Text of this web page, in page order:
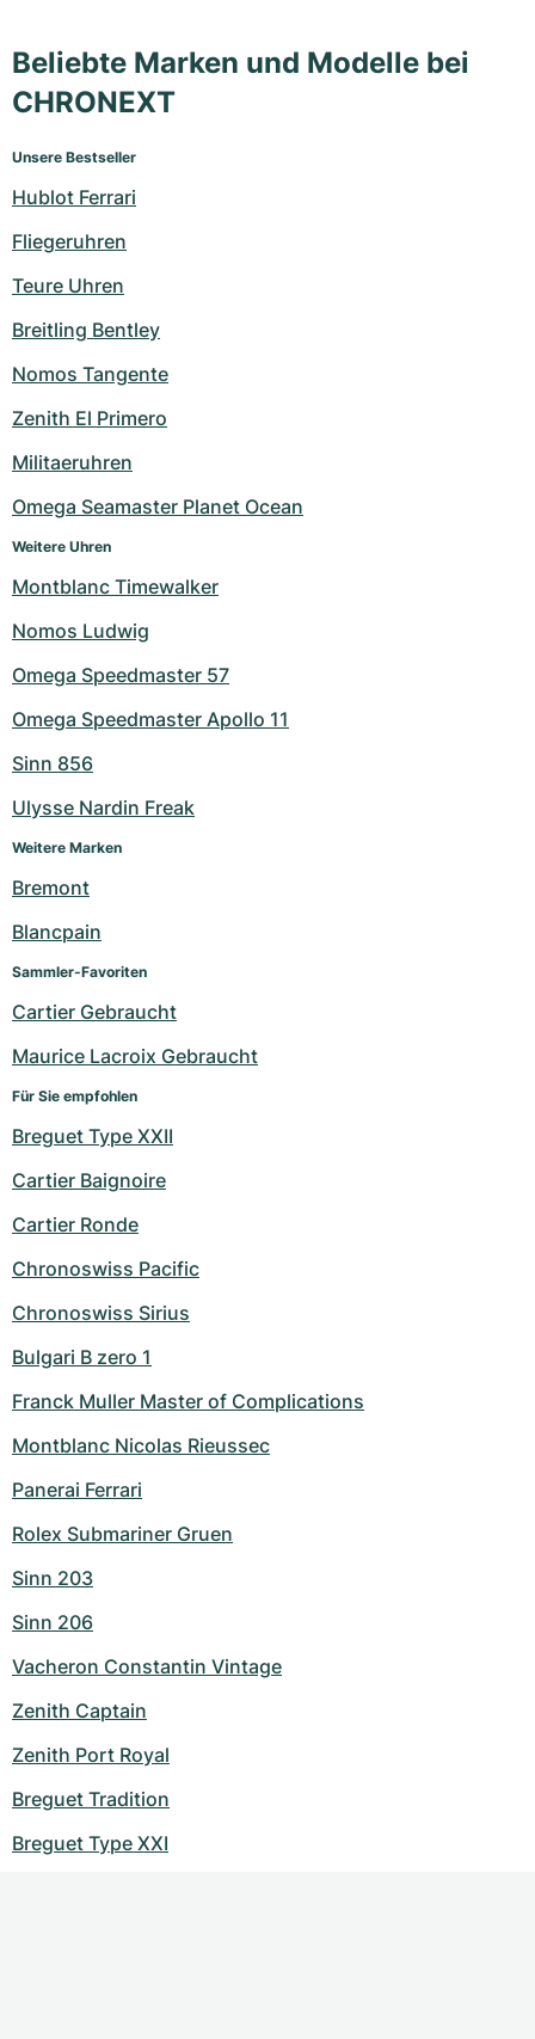
Beliebte Marken und Modelle bei
CHRONEXT
Unsere Bestseller
Hublot Ferrari
Fliegeruhren
Teure Uhren
Breitling Bentley
Nomos Tangente
Zenith El Primero
Militaeruhren
Omega Seamaster Planet Ocean
Weitere Uhren
Montblanc Timewalker
Nomos Ludwig
Omega Speedmaster 57
Omega Speedmaster Apollo 11
Sinn 856
Ulysse Nardin Freak
Weitere Marken
Bremont
Blancpain
Sammler-Favoriten
Cartier Gebraucht
Maurice Lacroix Gebraucht
Für Sie empfohlen
Breguet Type XXII
Cartier Baignoire
Cartier Ronde
Chronoswiss Pacific
Chronoswiss Sirius
Bulgari B zero 1
Franck Muller Master of Complications
Montblanc Nicolas Rieussec
Panerai Ferrari
Rolex Submariner Gruen
Sinn 203
Sinn 206
Vacheron Constantin Vintage
Zenith Captain
Zenith Port Royal
Breguet Tradition
Breguet Type XXI